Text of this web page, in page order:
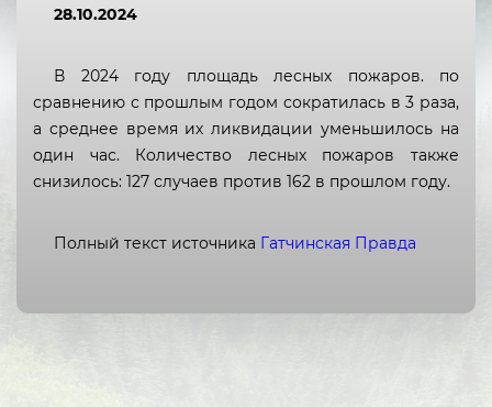
28.10.2024
В 2024 году площадь лесных пожаров. по
сравнению с прошлым годом сократилась в 3 раза,
а среднее время их ликвидации уменьшилось на
один час. Количество лесных пожаров также
снизилось: 127 случаев против 162 в прошлом году.
Полный текст источника Гатчинская Правда
Республика Дагестан
Республика Ингушетия
Республика
Республика Калмыкия